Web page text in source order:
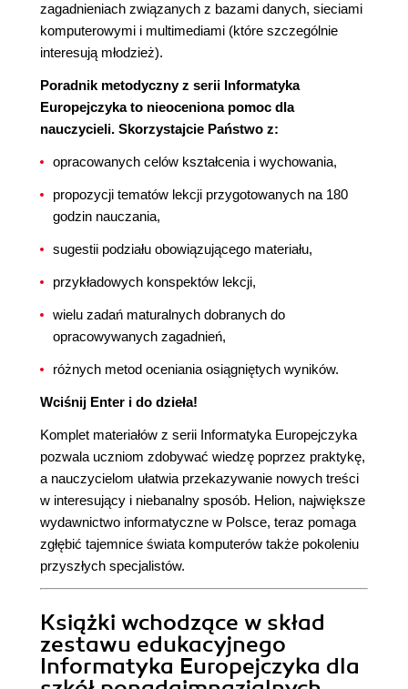
zagadnieniach związanych z bazami danych, sieciami
komputerowymi i multimediami (które szczególnie
interesują młodzież).
Poradnik metodyczny z serii Informatyka
Europejczyka to nieoceniona pomoc dla
nauczycieli. Skorzystajcie Państwo z:
opracowanych celów kształcenia i wychowania,
propozycji tematów lekcji przygotowanych na 180
godzin nauczania,
sugestii podziału obowiązującego materiału,
przykładowych konspektów lekcji,
wielu zadań maturalnych dobranych do
opracowywanych zagadnień,
różnych metod oceniania osiągniętych wyników.
Wciśnij Enter i do dzieła!
Komplet materiałów z serii Informatyka Europejczyka
pozwala uczniom zdobywać wiedzę poprzez praktykę,
a nauczycielom ułatwia przekazywanie nowych treści
w interesujący i niebanalny sposób. Helion, największe
wydawnictwo informatyczne w Polsce, teraz pomaga
zgłębić tajemnice świata komputerów także pokoleniu
przyszłych specjalistów.
Książki wchodzące w skład
zestawu edukacyjnego
Informatyka Europejczyka dla